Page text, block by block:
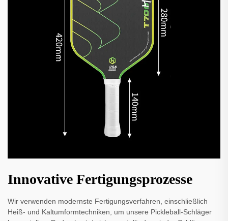
Innovative Fertigungsprozesse
Wir verwenden modernste Fertigungsverfahren, einschließlich
Heiß- und Kaltumformtechniken, um unsere Pickleball-Schläger